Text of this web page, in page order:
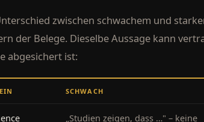
zwischen schwachem und
der Belege. Dieselbe Aussage kann
abgesichert ist:
SCHWACH
„Studien zeigen, dass …" – keine